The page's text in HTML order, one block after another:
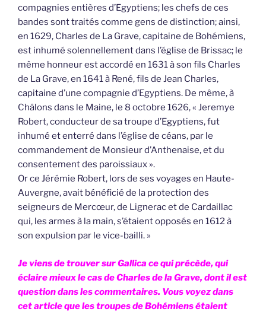
compagnies entières d’Egyptiens; les chefs de ces
bandes sont traités comme gens de distinction; ainsi,
en 1629, Charles de La Grave, capitaine de Bohémiens,
est inhumé solennellement dans l’église de Brissac; le
même honneur est accordé en 1631 à son fils Charles
de La Grave, en 1641 à René, fils de Jean Charles,
capitaine d’une compagnie d’Egyptiens. De même, à
Châlons dans le Maine, le 8 octobre 1626, « Jeremye
Robert, conducteur de sa troupe d’Egyptiens, fut
inhumé et enterré dans l’église de céans, par le
commandement de Monsieur d’Anthenaise, et du
consentement des paroissiaux ».
Or ce Jérémie Robert, lors de ses voyages en Haute-
Auvergne, avait bénéficié de la protection des
seigneurs de Mercœur, de Lignerac et de Cardaillac
qui, les armes à la main, s’étaient opposés en 1612 à
son expulsion par le vice-bailli. »
Je viens de trouver sur Gallica ce qui précède, qui
éclaire mieux le cas de Charles de la Grave, dont il est
question dans les commentaires. Vous voyez dans
cet article que les troupes de Bohémiens étaient